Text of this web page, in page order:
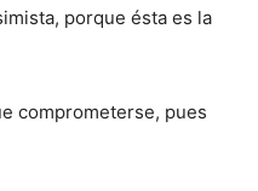
porque ésta es la
comprometerse, pues